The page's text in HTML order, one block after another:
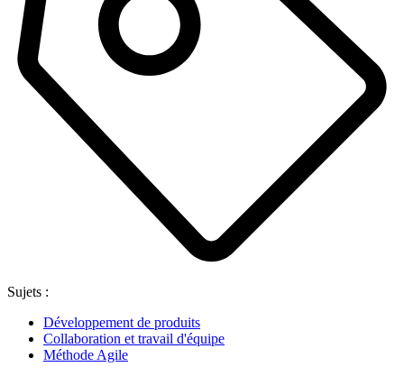
Sujets :
Développement de produits
Collaboration et travail d'équipe
Méthode Agile